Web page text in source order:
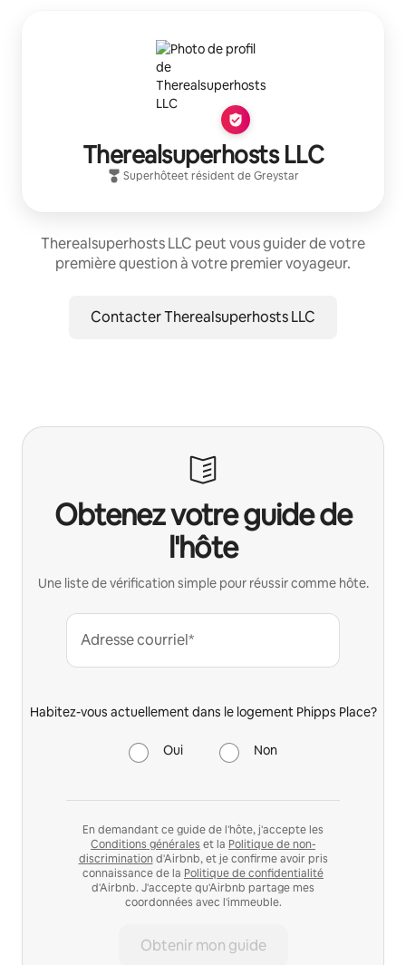
Therealsuperhosts LLC
Superhôteet résident deGreystar
Therealsuperhosts LLC peut vous guider de votre
première question à votre premier voyageur.
Contacter Therealsuperhosts LLC
Obtenez votre guide de
l'hôte
Une liste de vérification simple pour réussir comme hôte.
Adresse courriel*
Habitez-vous actuellement dans le logement Phipps Place?
Oui Non
En demandant ce guide de l'hôte, j'accepte les
Conditions générales et la Politique de non-
discrimination d'Airbnb, et je confirme avoir pris
connaissance de la Politique de confidentialité
d'Airbnb. J'accepte qu'Airbnb partage mes
coordonnées avec l'immeuble.
Obtenir mon guide